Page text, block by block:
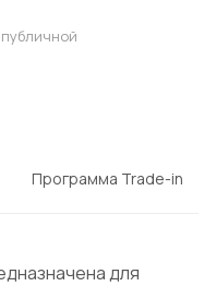
Программа Trade-in
для